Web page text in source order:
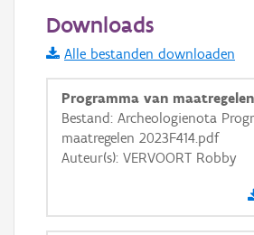
Informatie Vlaanderen
i
+ −
Downloads
Alle bestanden downloaden
Programma van maatregelen
Bestand: Archeologienota
maatregelen 2023F414.pdf
Auteur(s): VERVOORT Robby